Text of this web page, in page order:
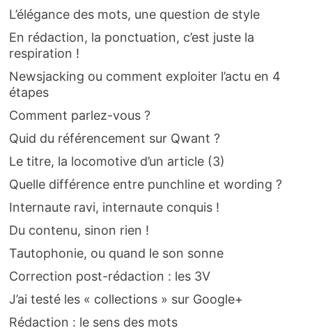
L’élégance des mots, une question de style
En rédaction, la ponctuation, c’est juste la
respiration !
Newsjacking ou comment exploiter l’actu en 4
étapes
Comment parlez-vous ?
Quid du référencement sur Qwant ?
Le titre, la locomotive d’un article (3)
Quelle différence entre punchline et wording ?
Internaute ravi, internaute conquis !
Du contenu, sinon rien !
Tautophonie, ou quand le son sonne
Correction post-rédaction : les 3V
J’ai testé les « collections » sur Google+
Rédaction : le sens des mots